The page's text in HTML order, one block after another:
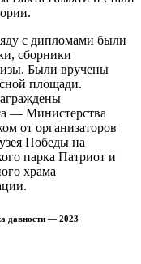
с дипломами были
сборники
Были вручены
площади.
— Министерства
от организаторов
Победы на
парка Патриот и
храма
давности — 2023